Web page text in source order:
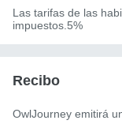
Las tarifas de las
impuestos.5%
Recibo
OwlJourney emitirá